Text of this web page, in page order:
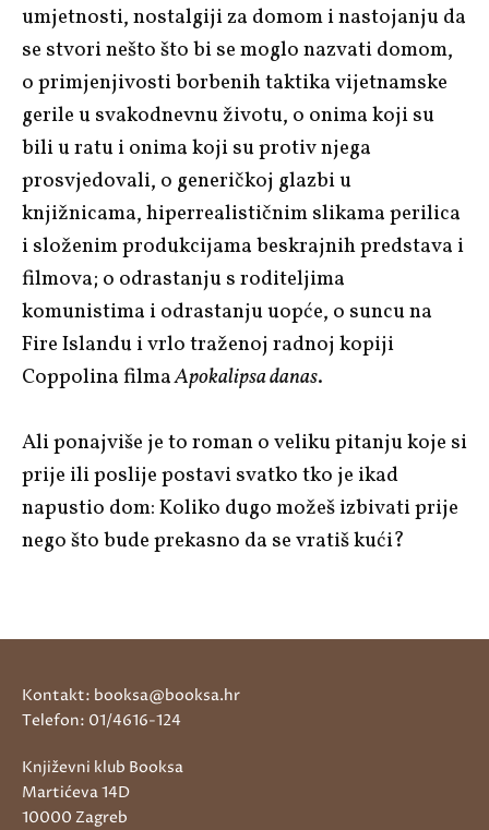
umjetnosti, nostalgiji za domom i nastojanju da
se stvori nešto što bi se moglo nazvati domom,
o primjenjivosti borbenih taktika vijetnamske
gerile u svakodnevnu životu, o onima koji su
bili u ratu i onima koji su protiv njega
prosvjedovali, o generičkoj glazbi u
knjižnicama, hiperrealističnim slikama perilica
i složenim produkcijama beskrajnih predstava i
filmova; o odrastanju s roditeljima
komunistima i odrastanju uopće, o suncu na
Fire Islandu i vrlo traženoj radnoj kopiji
Coppolina filmaApokalipsa danas.
Ali ponajviše je to roman o veliku pitanju koje si
prije ili poslije postavi svatko tko je ikad
napustio dom: Koliko dugo možeš izbivati prije
nego što bude prekasno da se vratiš kući?
Kontakt: booksa@booksa.hr
Telefon: 01/4616-124
Književni klub Booksa
Martićeva 14D
10000 Zagreb